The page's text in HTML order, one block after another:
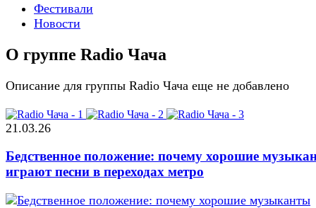
Фестивали
Новости
О группе Radio Чача
Описание для группы Radio Чача еще не добавлено
21.03.26
Бедственное положение: почему хорошие
играют песни в переходах метро